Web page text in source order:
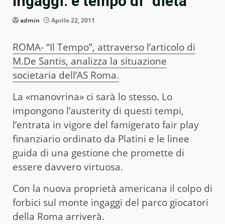
admin Aprile 22, 2011
ROMA- “Il Tempo”, attraverso l’articolo di
M.De Santis, analizza la situazione
societaria dell’AS Roma.
La «manovrina» ci sarà lo stesso. Lo
impongono l’austerity di questi tempi,
l’entrata in vigore del famigerato fair play
finanziario ordinato da Platini e le linee
guida di una gestione che promette di
essere davvero virtuosa.
Con la nuova proprietà americana il colpo di
forbici sul monte ingaggi del parco giocatori
della Roma arriverà.